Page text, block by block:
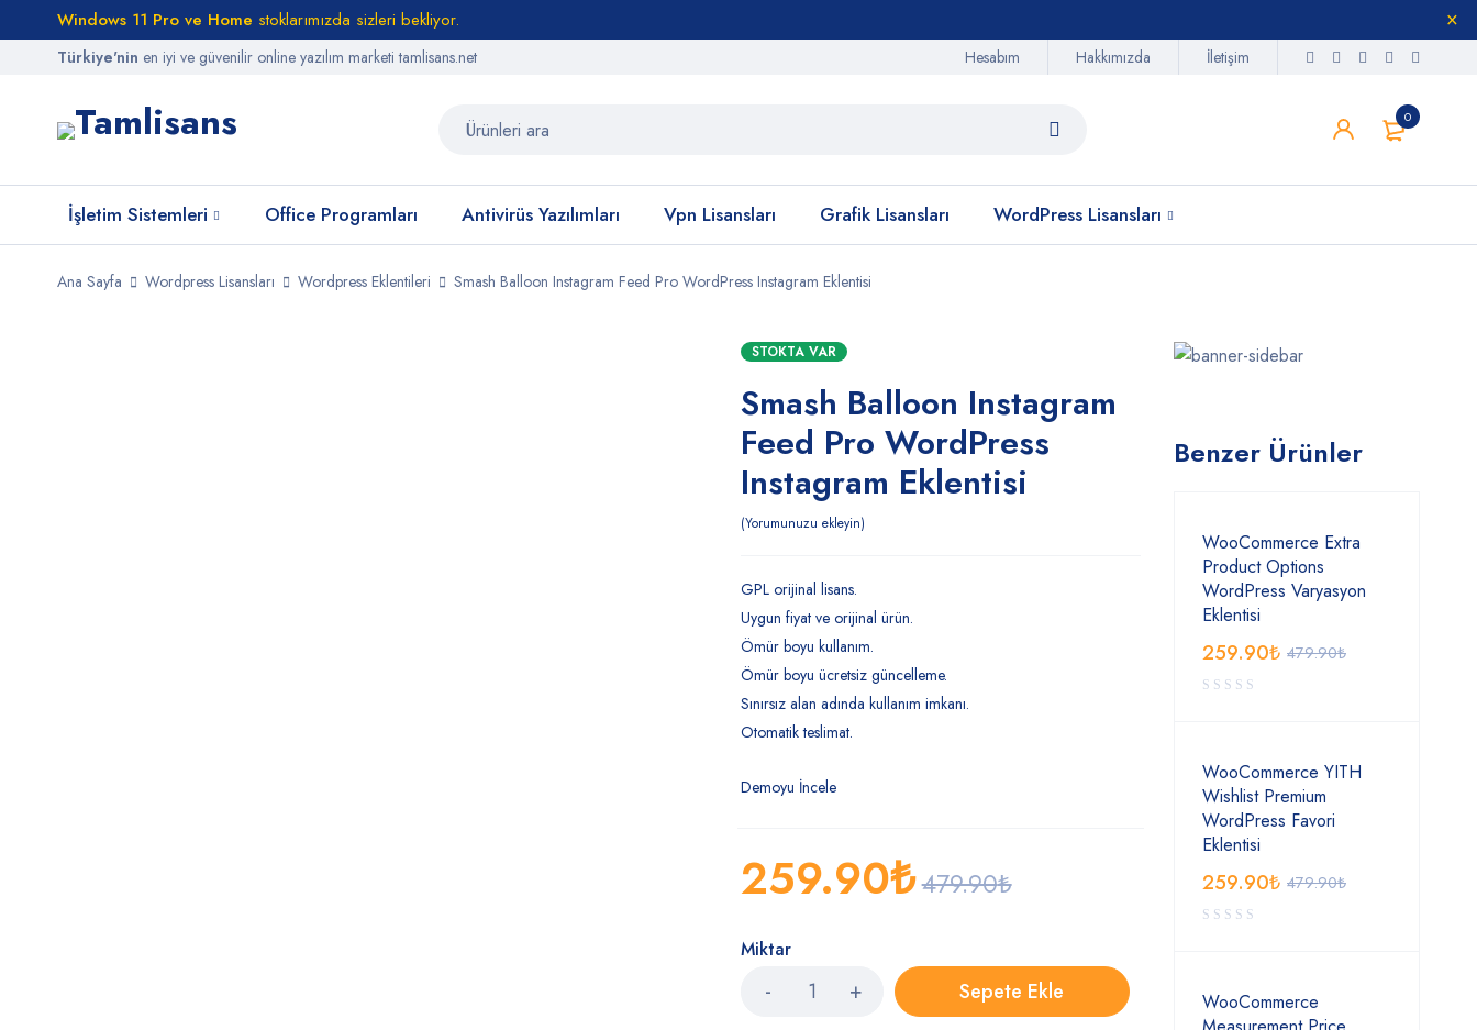
Windows 11 Pro ve Home stoklarımızda sizleri bekliyor.
Türkiye'nin en iyi ve güvenilir online yazılım marketi tamlisans.net Hesabım Hakkımızda İletişim
0
İşletim Sistemleri Office Programları Antivirüs Yazılımları Vpn Lisansları Grafik Lisansları WordPress Lisansları
Ana Sayfa Wordpress Lisansları Wordpress Eklentileri Smash Balloon Instagram Feed Pro WordPress Instagram Eklentisi
STOKTA VAR
Smash Balloon Instagram
Feed Pro WordPress
Instagram Eklentisi
Yorumunuzu ekleyin
GPL orijinal lisans.
Uygun fiyat ve orijinal ürün.
Ömür boyu kullanım.
Ömür boyu ücretsiz güncelleme.
Sınırsız alan adında kullanım imkanı.
Otomatik teslimat.
Demoyu İncele
479.90₺
259.90₺
Miktar
Sepete Ekle
Benzer Ürünler
WooCommerce Extra
Product Options
WordPress Varyasyon
Eklentisi
479.90₺
259.90₺
WooCommerce YITH
Wishlist Premium
WordPress Favori
Eklentisi
479.90₺
259.90₺
WooCommerce